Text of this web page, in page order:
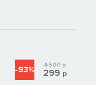
-93% 4500р
299 р